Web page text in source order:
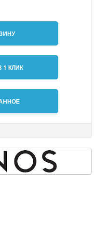
1 КЛИК